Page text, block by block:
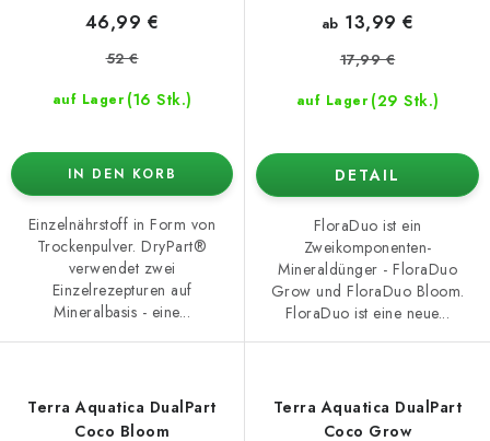
auf Lager (16 Stk.)
46,99 €
52 €
IN DEN KORB
Einzelnährstoff in Form von
Trockenpulver. DryPart®
verwendet zwei
Einzelrezepturen auf
Mineralbasis - eine...
auf Lager (29 Stk.)
ab 13,99 €
17,99 €
DETAIL
FloraDuo ist ein
Zweikomponenten-
Mineraldünger - FloraDuo
Grow und FloraDuo Bloom.
FloraDuo ist eine neue...
Terra Aquatica DualPart
Coco Bloom
Terra Aquatica DualPart
Coco Grow